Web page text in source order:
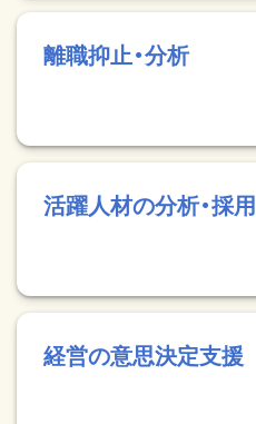
離職抑止・分析
活躍人材の分析・採用
経営の意思決定支援